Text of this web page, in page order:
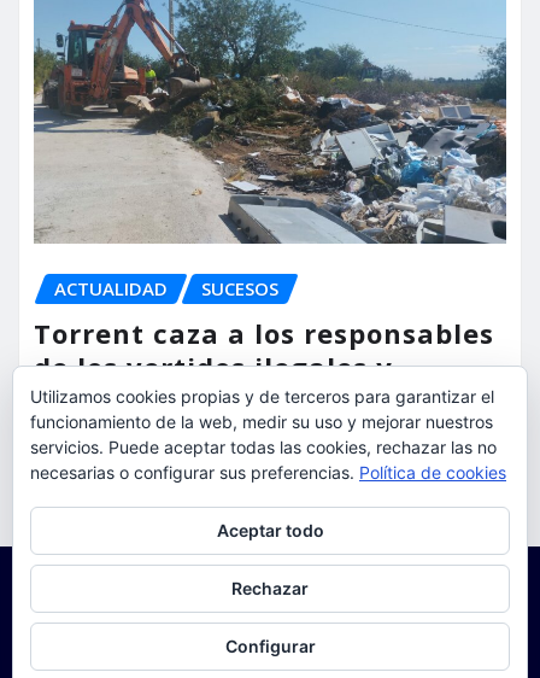
ACTUALIDAD SUCESOS
Torrent caza a los responsables
de los vertidos ilegales y
endurece las sanciones
torrent al dia Ago 7, 2026
Utilizamos cookies propias y de terceros para garantizar el
funcionamiento de la web, medir su uso y mejorar nuestros
servicios. Puede aceptar todas las cookies, rechazar las no
necesarias o configurar sus preferencias. Política de cookies
Aceptar todo
Rechazar
Configurar
Para obtener más información, incluido cómo gestionar las cookies,